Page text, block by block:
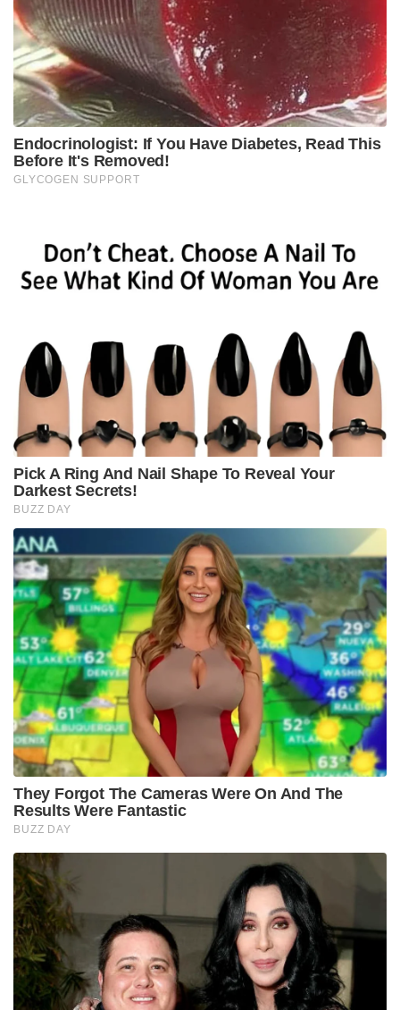
Endocrinologist: If You Have Diabetes, Read This
Before It's Removed!
GLYCOGEN SUPPORT
Pick A Ring And Nail Shape To Reveal Your
Darkest Secrets!
BUZZ DAY
They Forgot The Cameras Were On And The
Results Were Fantastic
BUZZ DAY